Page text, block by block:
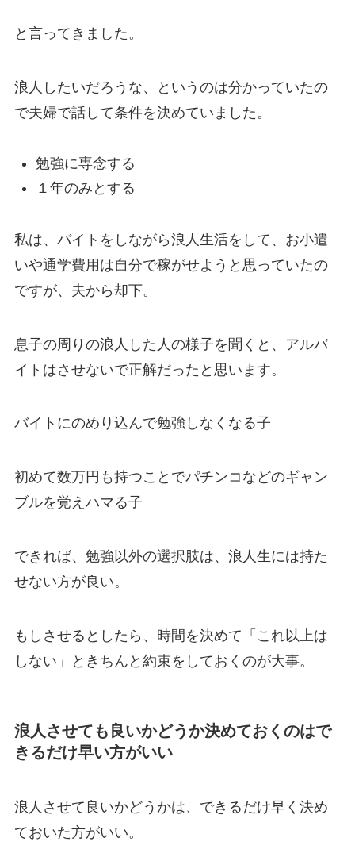
と言ってきました。
浪人したいだろうな、というのは分かっていたの
で夫婦で話して条件を決めていました。
勉強に専念する
１年のみとする
私は、バイトをしながら浪人生活をして、お小遣
いや通学費用は自分で稼がせようと思っていたの
ですが、夫から却下。
息子の周りの浪人した人の様子を聞くと、アルバ
イトはさせないで正解だったと思います。
バイトにのめり込んで勉強しなくなる子
初めて数万円も持つことでパチンコなどのギャン
ブルを覚えハマる子
できれば、勉強以外の選択肢は、浪人生には持た
せない方が良い。
もしさせるとしたら、時間を決めて「これ以上は
しない」ときちんと約束をしておくのが大事。
浪人させても良いかどうか決めておくのはで
きるだけ早い方がいい
浪人させて良いかどうかは、できるだけ早く決め
ておいた方がいい。